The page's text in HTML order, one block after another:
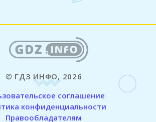
© ГДЗ ИНФО, 2026
соглашение
конфиденциальности
Правообладателям